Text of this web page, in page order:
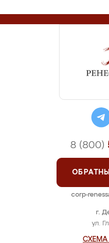
г.
ул.
СХЕМА
8 (800)
corp-